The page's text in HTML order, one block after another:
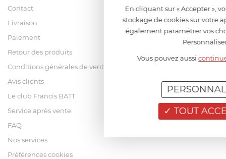
Contact
Livraison
Paiement
Retour des produits
Conditions générales de vente
Avis clients
Le club Francis BATT
Service après vente
FAQ
Nos services
Préférences cookies
En cliquant sur « Accepter »,
stockage de cookies sur votre
également paramétrer vos
Vous pouvez aussi
TOUT